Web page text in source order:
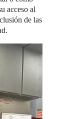
acceso al
de las